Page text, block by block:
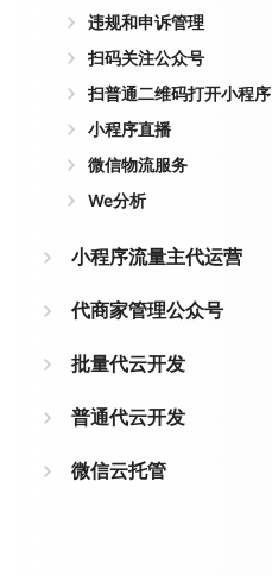
违规和申诉管理
扫码关注公众号
扫普通二维码打开小程序
小程序直播
微信物流服务
We分析
小程序流量主代运营
代商家管理公众号
批量代云开发
普通代云开发
微信云托管